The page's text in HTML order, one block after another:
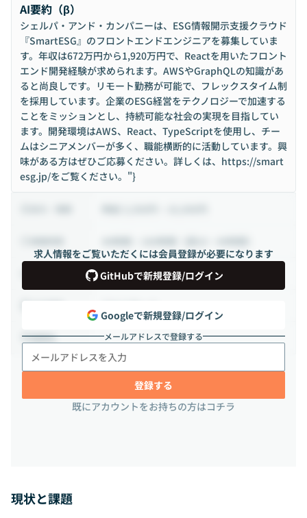
AI要約（β）
シェルパ・アンド・カンパニーは、ESG情報開示支援クラウド
『SmartESG』のフロントエンドエンジニアを募集していま
す。年収は672万円から1,920万円で、Reactを用いたフロント
エンド開発経験が求められます。AWSやGraphQLの知識があ
ると尚良しです。リモート勤務が可能で、フレックスタイム制
を採用しています。企業のESG経営をテクノロジーで加速する
ことをミッションとし、持続可能な社会の実現を目指してい
ます。開発環境はAWS、React、TypeScriptを使用し、チー
ムはシニアメンバーが多く、職能横断的に活動しています。興
味がある方はぜひご応募ください。詳しくは、https://smart
esg.jp/をご覧ください。"}
求人情報をご覧いただくには会員登録が必要になります
GitHubで新規登録/ログイン
Googleで新規登録/ログイン
メールアドレスで登録する
登録する
既にアカウントをお持ちの方はコチラ
業務委託から正社員
勤務地 -
現状と課題